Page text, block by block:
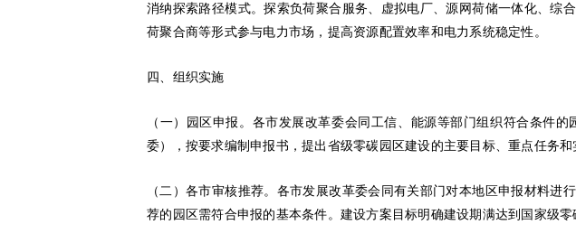
消纳探索路径模式。探索负荷聚合服务、虚拟电厂、源网荷储一体化、综
荷聚合商等形式参与电力市场，提高资源配置效率和电力系统稳定性。
四、组织实施
（一）园区申报。各市发展改革委会同工信、能源等部门组织符合条件
委），按要求编制申报书，提出省级零碳园区建设的主要目标、重点任务
（二）各市审核推荐。各市发展改革委会同有关部门对本地区申报材料
荐的园区需符合申报的基本条件。建设方案目标明确建设期满达到国家级零